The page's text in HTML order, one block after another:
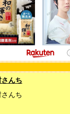
さんち
さんち